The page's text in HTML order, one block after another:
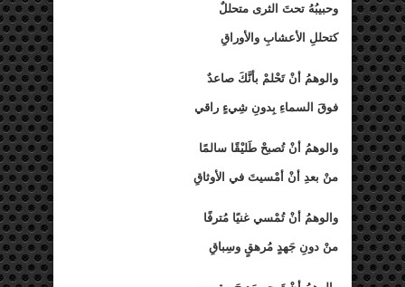
وحبيبُهُ تحتَ الثرى متحللٌ
كتحللِ الأعشابِ والأوراقِ
والوهمُ أنْ تَحْلمْ بأنَّكَ صاعدٌ
فوقَ السماءِ بِدونِ شِيءٍ راقي
والوهمُ أنْ تُصبحْ طَليْقًا سالمًا
منْ بعدِ أنْ أمْسيتَ في الأوثاقِ
والوهمُ أنْ تُمْسي غنيًا مُترفًا
منْ دونِ جَهدٍ مُرهقٍ وسِباقِ